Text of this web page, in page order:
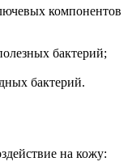
компонентов
бактерий;
бактерий.
на кожу: